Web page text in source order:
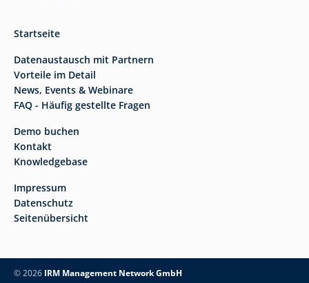
Startseite
Datenaustausch mit Partnern
Vorteile im Detail
News, Events & Webinare
FAQ - Häufig gestellte Fragen
Demo buchen
Kontakt
Knowledgebase
Impressum
Datenschutz
Seitenübersicht
© 2026 IRM Management Network GmbH